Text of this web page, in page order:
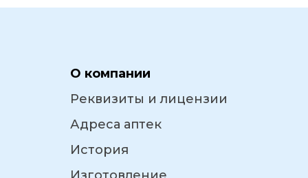
О компании
Реквизиты и лицензии
Адреса аптек
История